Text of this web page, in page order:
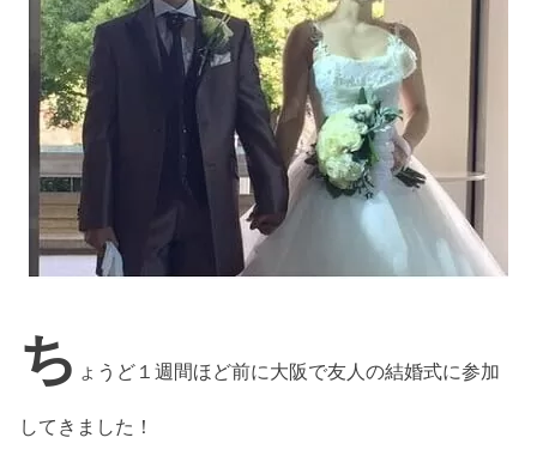
ち ょうど１週間ほど前に大阪で友人の結婚式に参加
してきました！